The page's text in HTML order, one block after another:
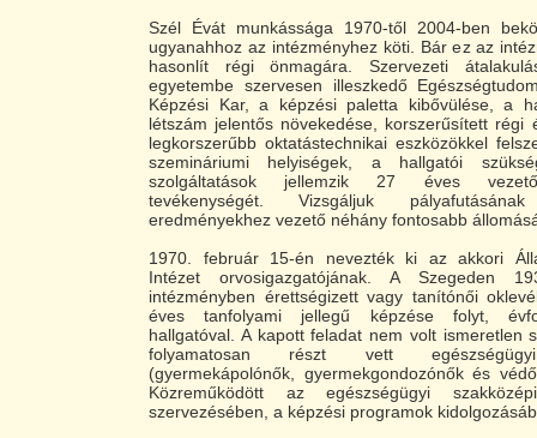
Szél Évát munkássága 1970-től 2004-ben
ugyanahhoz az intézményhez köti. Bár ez az
hasonlít régi önmagára. Szervezeti
egyetembe szervesen illeszkedő
Képzési Kar, a képzési paletta kibővülése, a
létszám jelentős növekedése, korszerűsített
legkorszerűbb oktatástechnikai eszközökkel
szemináriumi helyiségek, a hallgatói
szolgáltatások jellemzik 27 éves
tevékenységét. Vizsgáljuk
eredményekhez vezető néhány fontosabb
1970. február 15-én nevezték ki az akkori
Intézet orvosigazgatójának. A Szegeden
intézményben érettségizett vagy tanítónői
éves tanfolyami jellegű képzése folyt,
hallgatóval. A kapott feladat nem volt ismeretlen
folyamatosan részt vett
(gyermekápolónők, gyermekgondozónők és
Közreműködött az egészségügyi
szervezésében, a képzési programok